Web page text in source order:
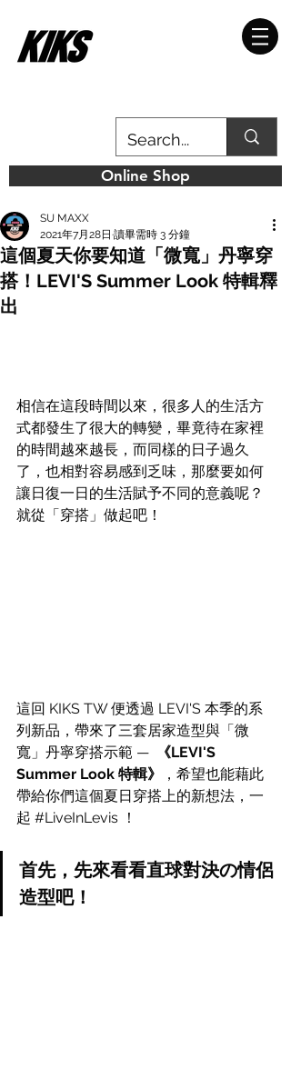
Online Shop
這個夏天你要知道「微寬」丹寧穿
搭！LEVI'S Summer Look 特輯釋
出
SU MAXX
2021年7月28日 讀畢需時 3 分鐘
相信在這段時間以來，很多人的生活方
式都發生了很大的轉變，畢竟待在家裡
的時間越來越長，而同樣的日子過久
了，也相對容易感到乏味，那麼要如何
讓日復一日的生活賦予不同的意義呢？
就從「穿搭」做起吧！
這回 KIKS TW 便透過 LEVI'S 本季的系
列新品，帶來了三套居家造型與「微
寬」丹寧穿搭示範 —
《LEVI'S
Summer Look 特輯》
，希望也能藉此
帶給你們這個夏日穿搭上的新想法，一
起 #LiveInLevis ！
首先，先來看看直球對決の情侶
造型吧！